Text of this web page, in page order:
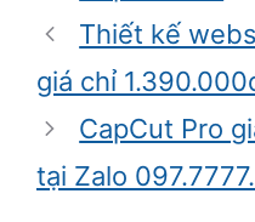
mục
Thiết kế
giá chỉ
CapCut Pro
tại Zalo